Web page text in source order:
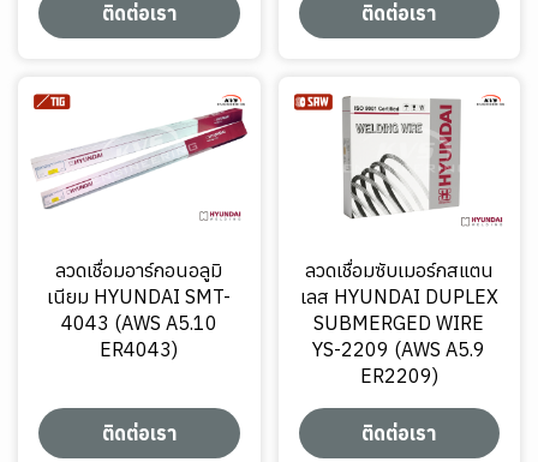
ติดต่อเรา ติดต่อเรา
ลวดเชื่อมอาร์กอนอลูมิ
เนียม HYUNDAI SMT-
4043 (AWS A5.10
ER4043)
ติดต่อเรา
ลวดเชื่อมซับเมอร์กสแตน
เลส HYUNDAI DUPLEX
SUBMERGED WIRE
YS-2209 (AWS A5.9
ER2209)
ติดต่อเรา